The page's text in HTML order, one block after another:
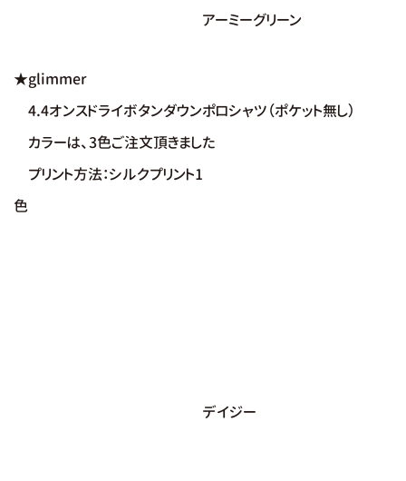
アーミーグリーン
★glimmer
4.4オンスドライボタンダウンポロシャツ（ポケット無し）
カラーは、3色ご注文頂きました
プリント方法：シルクプリント1
色
デイジー